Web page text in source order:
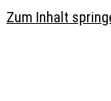
Zum Inhalt